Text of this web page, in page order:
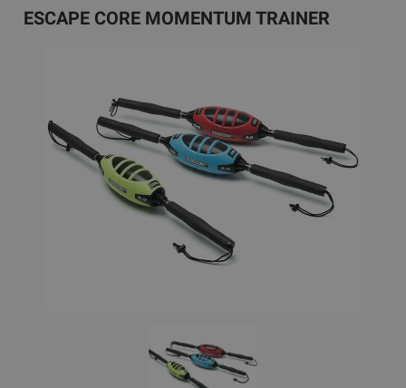
ESCAPE CORE MOMENTUM TRAINER